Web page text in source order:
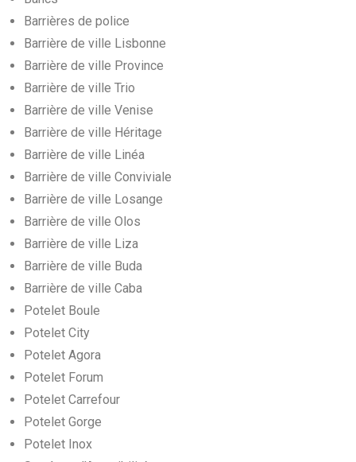
Barrières de police
Barrière de ville Lisbonne
Barrière de ville Province
Barrière de ville Trio
Barrière de ville Venise
Barrière de ville Héritage
Barrière de ville Linéa
Barrière de ville Conviviale
Barrière de ville Losange
Barrière de ville Olos
Barrière de ville Liza
Barrière de ville Buda
Barrière de ville Caba
Potelet Boule
Potelet City
Potelet Agora
Potelet Forum
Potelet Carrefour
Potelet Gorge
Potelet Inox